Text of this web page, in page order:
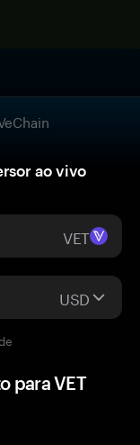
ao vivo
VET
USD
para VET